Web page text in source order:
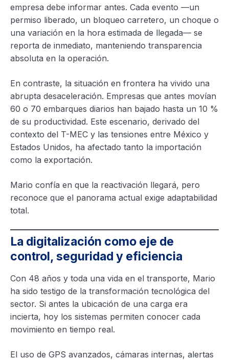
empresa debe informar antes. Cada evento —un
permiso liberado, un bloqueo carretero, un choque o
una variación en la hora estimada de llegada— se
reporta de inmediato, manteniendo transparencia
absoluta en la operación.
En contraste, la situación en frontera ha vivido una
abrupta desaceleración. Empresas que antes movían
60 o 70 embarques diarios han bajado hasta un 10 %
de su productividad. Este escenario, derivado del
contexto del T-MEC y las tensiones entre México y
Estados Unidos, ha afectado tanto la importación
como la exportación.
Mario confía en que la reactivación llegará, pero
reconoce que el panorama actual exige adaptabilidad
total.
La digitalización como eje de
control, seguridad y eficiencia
Con 48 años y toda una vida en el transporte, Mario
ha sido testigo de la transformación tecnológica del
sector. Si antes la ubicación de una carga era
incierta, hoy los sistemas permiten conocer cada
movimiento en tiempo real.
El uso de GPS avanzados, cámaras internas, alertas